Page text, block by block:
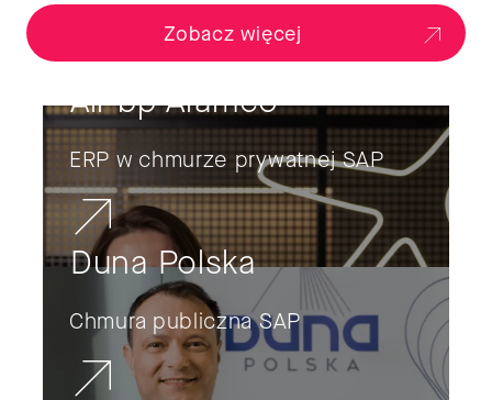
Zobacz więcej
Air bp Aramco
ERP w chmurze prywatnej SAP
Duna Polska
Chmura publiczna SAP